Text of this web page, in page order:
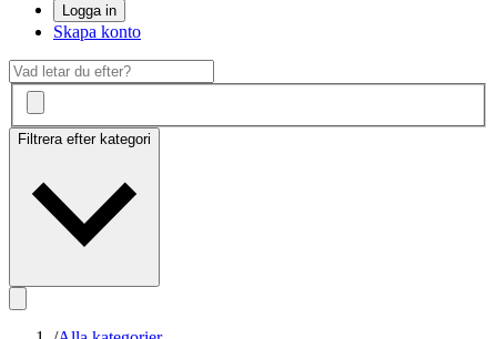
Logga in
Skapa konto
Filtrera efter kategori